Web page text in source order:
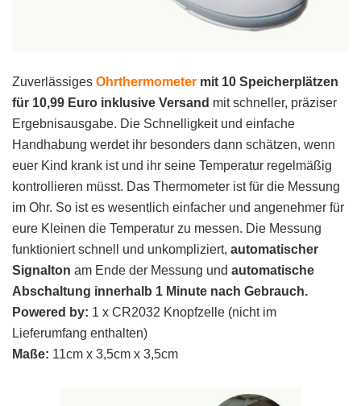
Zuverlässiges Ohrthermometer mit 10 Speicherplätzen
für 10,99 Euro inklusive Versand mit schneller, präziser
Ergebnisausgabe. Die Schnelligkeit und einfache
Handhabung werdet ihr besonders dann schätzen, wenn
euer Kind krank ist und ihr seine Temperatur regelmäßig
kontrollieren müsst. Das Thermometer ist für die Messung
im Ohr. So ist es wesentlich einfacher und angenehmer für
eure Kleinen die Temperatur zu messen. Die Messung
funktioniert schnell und unkompliziert, automatischer
Signalton am Ende der Messung und automatische
Abschaltung innerhalb 1 Minute nach Gebrauch.
Powered by: 1 x CR2032 Knopfzelle (nicht im
Lieferumfang enthalten)
Maße: 11cm x 3,5cm x 3,5cm